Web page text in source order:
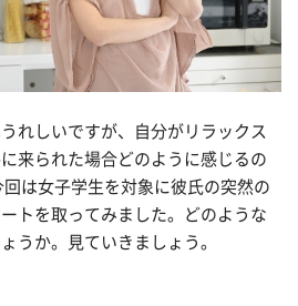
れしいですが、自分がリラックス
来られた場合どのように感じるの
は女子学生を対象に彼氏の突然の
トを取ってみました。どのような
うか。見ていきましょう。